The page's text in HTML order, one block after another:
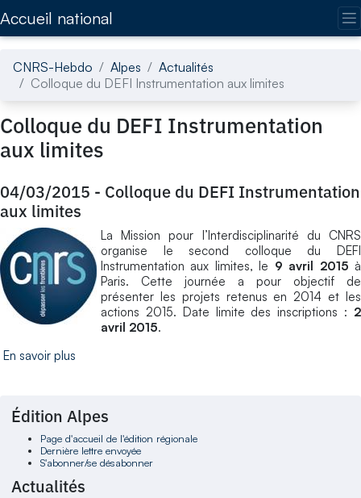
Accueil national
CNRS-Hebdo Alpes
Actualités
Colloque du DEFI Instrumentation aux limites
Colloque du DEFI Instrumentation
aux limites
04/03/2015 - Colloque du DEFI Instrumentation
aux limites
La Mission pour l’Interdisciplinarité du CNRS
organise le second colloque du DEFI
Instrumentation aux limites, le 9 avril 2015 à
Paris. Cette journée a pour objectif de
présenter les projets retenus en 2014 et les
actions 2015. Date limite des inscriptions : 2
avril 2015.
En savoir plus
Édition Alpes
Page d'accueil de l'édition régionale
Dernière lettre envoyée
S'abonner/se désabonner
Actualités